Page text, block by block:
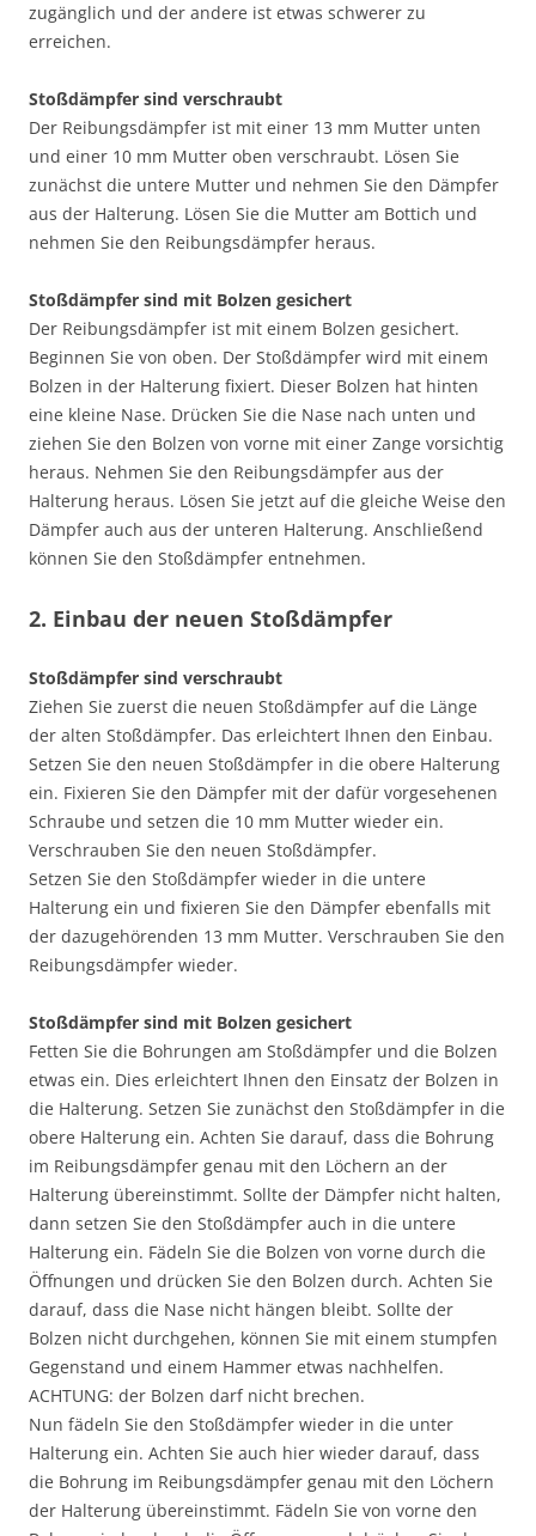
zugänglich und der andere ist etwas schwerer zu
erreichen.
Stoßdämpfer sind verschraubt
Der Reibungsdämpfer ist mit einer 13 mm Mutter unten
und einer 10 mm Mutter oben verschraubt. Lösen Sie
zunächst die untere Mutter und nehmen Sie den Dämpfer
aus der Halterung. Lösen Sie die Mutter am Bottich und
nehmen Sie den Reibungsdämpfer heraus.
Stoßdämpfer sind mit Bolzen gesichert
Der Reibungsdämpfer ist mit einem Bolzen gesichert.
Beginnen Sie von oben. Der Stoßdämpfer wird mit einem
Bolzen in der Halterung fixiert. Dieser Bolzen hat hinten
eine kleine Nase. Drücken Sie die Nase nach unten und
ziehen Sie den Bolzen von vorne mit einer Zange vorsichtig
heraus. Nehmen Sie den Reibungsdämpfer aus der
Halterung heraus. Lösen Sie jetzt auf die gleiche Weise den
Dämpfer auch aus der unteren Halterung. Anschließend
können Sie den Stoßdämpfer entnehmen.
2. Einbau der neuen Stoßdämpfer
Stoßdämpfer sind verschraubt
Ziehen Sie zuerst die neuen Stoßdämpfer auf die Länge
der alten Stoßdämpfer. Das erleichtert Ihnen den Einbau.
Setzen Sie den neuen Stoßdämpfer in die obere Halterung
ein. Fixieren Sie den Dämpfer mit der dafür vorgesehenen
Schraube und setzen die 10 mm Mutter wieder ein.
Verschrauben Sie den neuen Stoßdämpfer.
Setzen Sie den Stoßdämpfer wieder in die untere
Halterung ein und fixieren Sie den Dämpfer ebenfalls mit
der dazugehörenden 13 mm Mutter. Verschrauben Sie den
Reibungsdämpfer wieder.
Stoßdämpfer sind mit Bolzen gesichert
Fetten Sie die Bohrungen am Stoßdämpfer und die Bolzen
etwas ein. Dies erleichtert Ihnen den Einsatz der Bolzen in
die Halterung. Setzen Sie zunächst den Stoßdämpfer in die
obere Halterung ein. Achten Sie darauf, dass die Bohrung
im Reibungsdämpfer genau mit den Löchern an der
Halterung übereinstimmt. Sollte der Dämpfer nicht halten,
dann setzen Sie den Stoßdämpfer auch in die untere
Halterung ein. Fädeln Sie die Bolzen von vorne durch die
Öffnungen und drücken Sie den Bolzen durch. Achten Sie
darauf, dass die Nase nicht hängen bleibt. Sollte der
Bolzen nicht durchgehen, können Sie mit einem stumpfen
Gegenstand und einem Hammer etwas nachhelfen.
ACHTUNG: der Bolzen darf nicht brechen.
Nun fädeln Sie den Stoßdämpfer wieder in die unter
Halterung ein. Achten Sie auch hier wieder darauf, dass
die Bohrung im Reibungsdämpfer genau mit den Löchern
der Halterung übereinstimmt. Fädeln Sie von vorne den